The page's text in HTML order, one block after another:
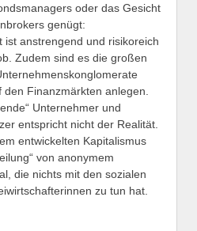
oder das Gesicht
genügt:
ist anstrengend und risikoreich
Zudem sind es die großen
Finanzmärkten anlegen.
Unternehmer und
entspricht nicht der Realität.
entwickelten Kapitalismus
von anonymem
die nichts mit den sozialen
zu tun hat.